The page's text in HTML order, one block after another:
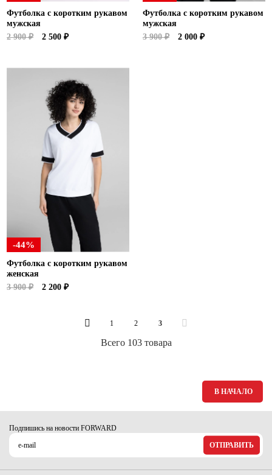
Футболка с коротким рукавом
мужская
2 900 ₽
2 500 ₽
Футболка с коротким рукавом
мужская
3 900 ₽
2 000 ₽
-44%
Футболка с коротким рукавом
женская
3 900 ₽
2 200 ₽
1 2 3
Всего 103 товара
В НАЧАЛО
Подпишись на новости FORWARD
ОТПРАВИТЬ